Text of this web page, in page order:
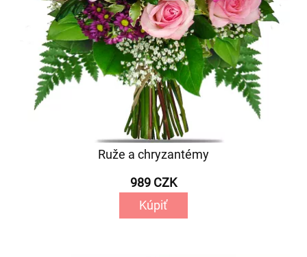
Ruže a chryzantémy
989 CZK
Kúpiť